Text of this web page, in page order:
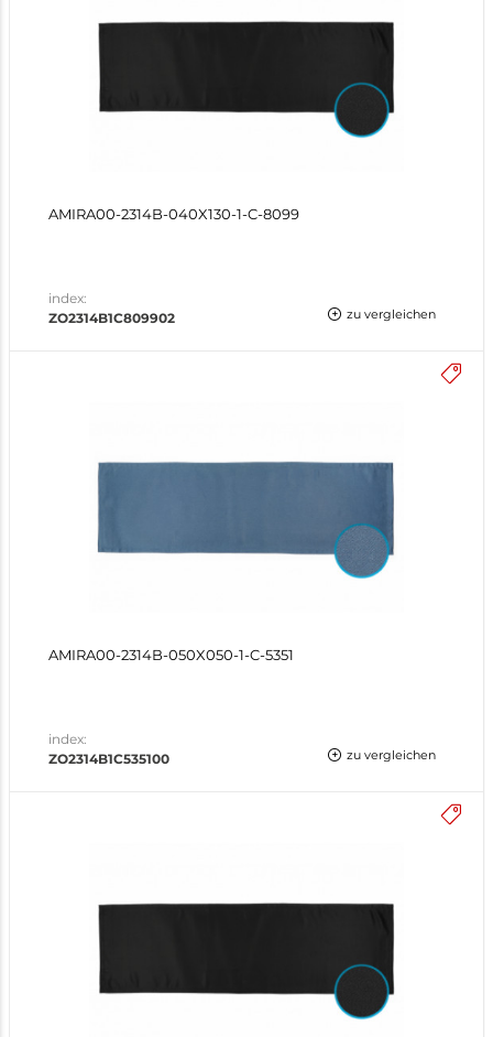
AMIRA00-2314B-040X130-1-C-8099
index:
ZO2314B1C809902
zu vergleichen
AMIRA00-2314B-050X050-1-C-5351
index:
ZO2314B1C535100
zu vergleichen